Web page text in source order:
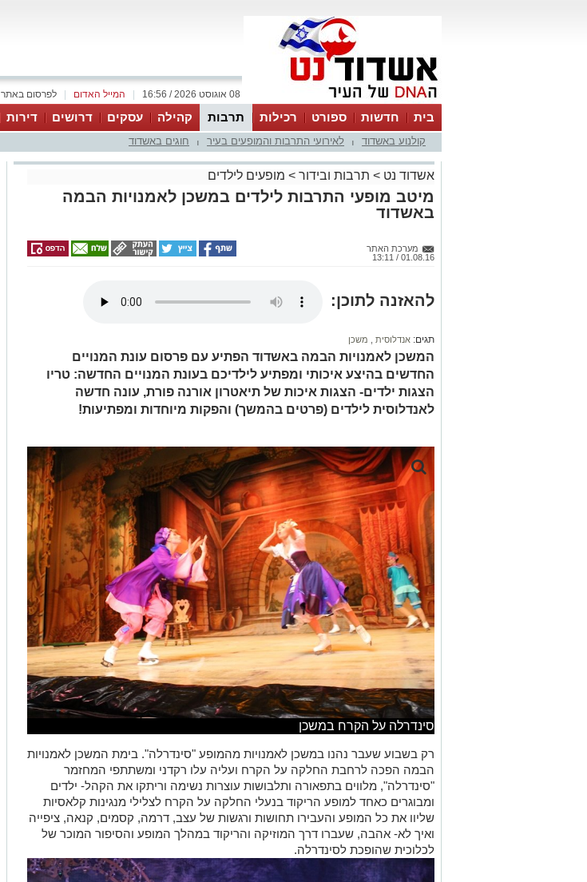
לפרסום באתר המייל האדום 08 אוגוסט 2026 / 16:56
בית חדשות ספורט רכילות תרבות קהילה עסקים דרושים דירות
קולנוע באשדוד לאירועי התרבות והמופעים בעיר חוגים באשדוד
אשדוד נט > תרבות ובידור > מופעים לילדים
מיטב מופעי התרבות לילדים במשכן לאמנויות הבמה
באשדוד
מערכת האתר
01.08.16 / 13:11
להאזנה לתוכן:
תגים: אנדלוסית משכן
המשכן לאמנויות הבמה באשדוד הפתיע עם פרסום עונת המנויים
החדשים בהיצע איכותי ומפתיע לילדיכם בעונת המנויים החדשה: טריו
הצגות ילדים- הצגות איכות של תיאטרון אורנה פורת, עונה חדשה
לאנדלוסית לילדים (פרטים בהמשך) והפקות מיוחדות ומפתיעות!
סינדרלה על הקרח במשכן
רק בשבוע שעבר נהנו במשכן לאמנויות מהמופע "סינדרלה". בימת המשכן לאמנויות
הבמה הפכה לרחבת החלקה על הקרח ועליה עלו רקדני ומשתתפי המחזמר
"סינדרלה", מלווים בתפאורה ותלבושות עוצרות נשימה וריתקו את הקהל- ילדים
ומבוגרים כאחד למופע הריקוד בנעלי החלקה על הקרח לצלילי מנגינות קלאסיות
שליוו את כל המופע והעבירו תחושות ורגשות של עצב, דרמה, קסמים, קנאה, ציפייה
ואיך לא- אהבה, שעברו דרך המוזיקה והריקוד במהלך המופע והסיפור המוכר של
לכלוכית שהופכת לסינדרלה.